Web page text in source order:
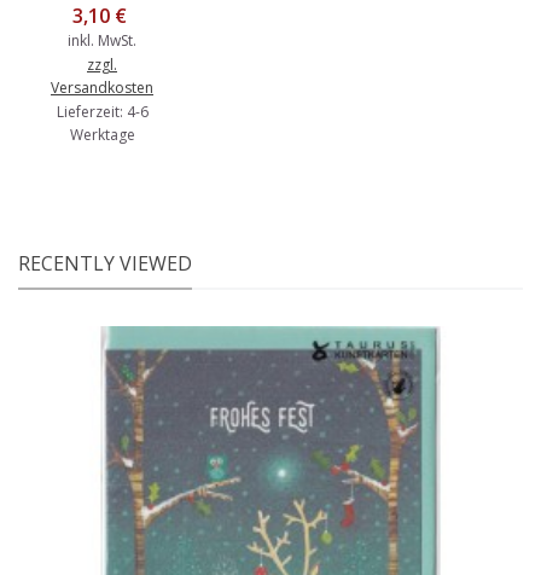
3,10 €
inkl. MwSt.
zzgl.
Versandkosten
Lieferzeit: 4-6
Werktage
RECENTLY VIEWED